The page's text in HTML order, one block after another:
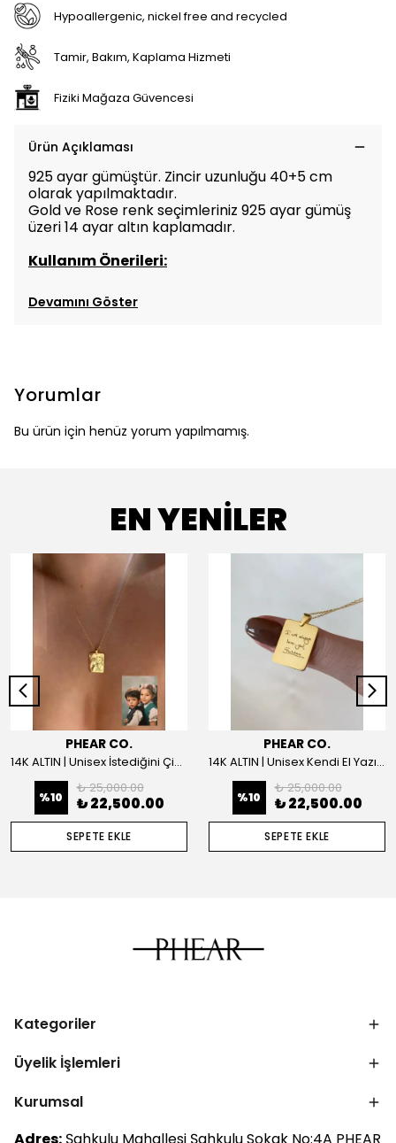
Hypoallergenic, nickel free and recycled
Tamir, Bakım, Kaplama Hizmeti
Fiziki Mağaza Güvencesi
Ürün Açıklaması
925 ayar gümüştür. Zincir uzunluğu 40+5 cm
olarak yapılmaktadır.
Gold ve Rose renk seçimleriniz 925 ayar gümüş
üzeri 14 ayar altın kaplamadır.
Kullanım Önerileri:
Devamını Göster
Yorumlar
Bu ürün için henüz yorum yapılmamış.
EN YENİLER
PHEAR CO.
14K ALTIN | Unisex İstediğini Çizdir Kolye
%10
₺ 25,000.00
₺ 22,500.00
SEPETE EKLE
PHEAR CO.
14K ALTIN | Unisex Kendi El Yazın ile İstediğini Yazdır Plaka Kolye
%10
₺ 25,000.00
₺ 22,500.00
SEPETE EKLE
Kategoriler
Üyelik İşlemleri
Kurumsal